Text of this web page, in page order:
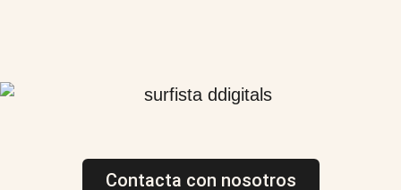
Contacta con nosotros